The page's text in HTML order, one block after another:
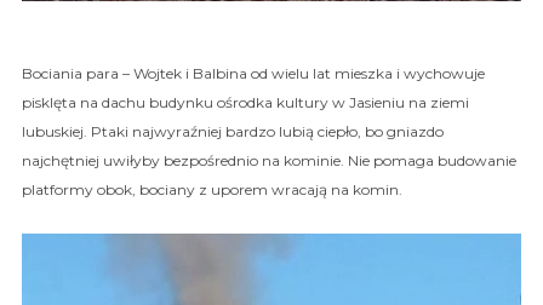
Bociania para – Wojtek i Balbina od wielu lat mieszka i wychowuje
pisklęta na dachu budynku ośrodka kultury w Jasieniu na ziemi
lubuskiej. Ptaki najwyraźniej bardzo lubią ciepło, bo gniazdo
najchętniej uwiłyby bezpośrednio na kominie. Nie pomaga budowanie
platformy obok, bociany z uporem wracają na komin.